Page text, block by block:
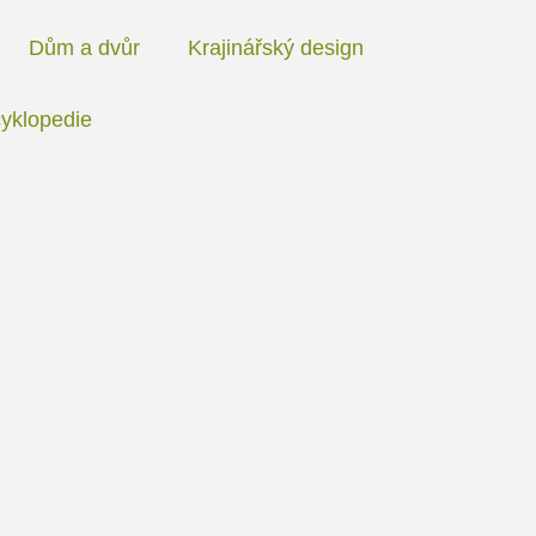
Dům a dvůr Krajinářský design